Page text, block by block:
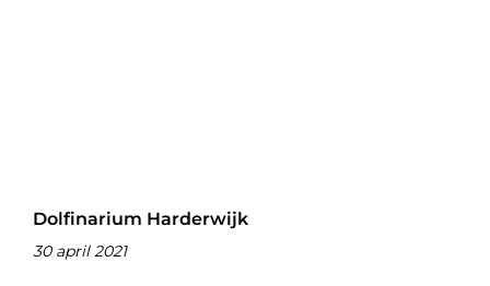
Dolfinarium Harderwijk
30 april 2021